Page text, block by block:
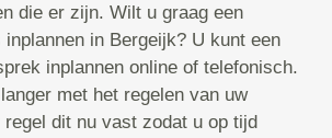
die er zijn. Wilt u graag een
inplannen in Bergeijk? U kunt een
inplannen online of telefonisch.
met het regelen van uw
regel dit nu vast zodat u op tijd